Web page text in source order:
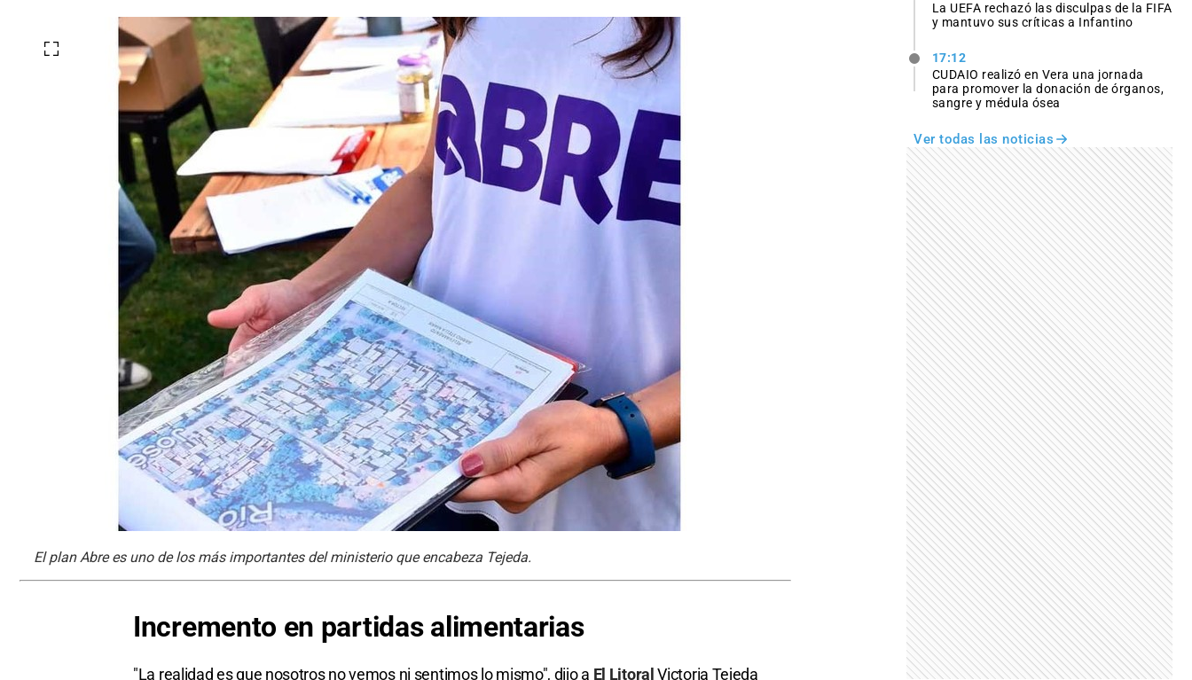
El plan Abre es uno de los más importantes del ministerio que encabeza Tejeda.
Incremento en partidas alimentarias
"La realidad es que nosotros no vemos ni sentimos lo mismo", dijo a El Litoral Victoria Tejeda
La UEFA rechazó las disculpas de la FIFA
y mantuvo sus críticas a Infantino
17:12
CUDAIO realizó en Vera una jornada
para promover la donación de órganos,
sangre y médula ósea
Ver todas las noticias